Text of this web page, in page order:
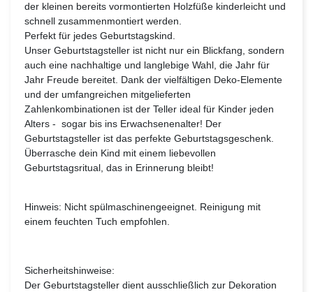
der kleinen bereits vormontierten Holzfüße kinderleicht und
schnell zusammenmontiert werden.
Perfekt für jedes Geburtstagskind.
Unser Geburtstagsteller ist nicht nur ein Blickfang, sondern
auch eine nachhaltige und langlebige Wahl, die Jahr für
Jahr Freude bereitet. Dank der vielfältigen Deko-Elemente
und der umfangreichen mitgelieferten
Zahlenkombinationen ist der Teller ideal für Kinder jeden
Alters - sogar bis ins Erwachsenenalter! Der
Geburtstagsteller ist das perfekte Geburtstagsgeschenk.
Überrasche dein Kind mit einem liebevollen
Geburtstagsritual, das in Erinnerung bleibt!
Hinweis: Nicht spülmaschinengeeignet. Reinigung mit
einem feuchten Tuch empfohlen.
Sicherheitshinweise:
Der Geburtstagsteller dient ausschließlich zur Dekoration